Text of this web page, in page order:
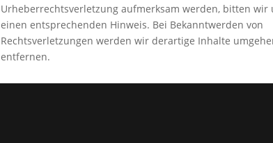
Urheberrechtsverletzung aufmerksam werden, bitten wir
einen entsprechenden Hinweis. Bei Bekanntwerden von
Rechtsverletzungen werden wir derartige Inhalte
entfernen.